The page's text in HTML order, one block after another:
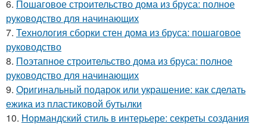
6. Пошаговое строительство дома из бруса: полное
руководство для начинающих
7. Технология сборки стен дома из бруса: пошаговое
руководство
8. Поэтапное строительство дома из бруса: полное
руководство для начинающих
9. Оригинальный подарок или украшение: как сделать
ежика из пластиковой бутылки
10. Нормандский стиль в интерьере: секреты создания